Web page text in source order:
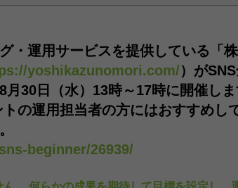
・運用サービスを提供している「
yoshikazunomori.com/）が
30日（水）13時～17時に開催し
の運用担当者の方にはおすすめし
beginner/26939/